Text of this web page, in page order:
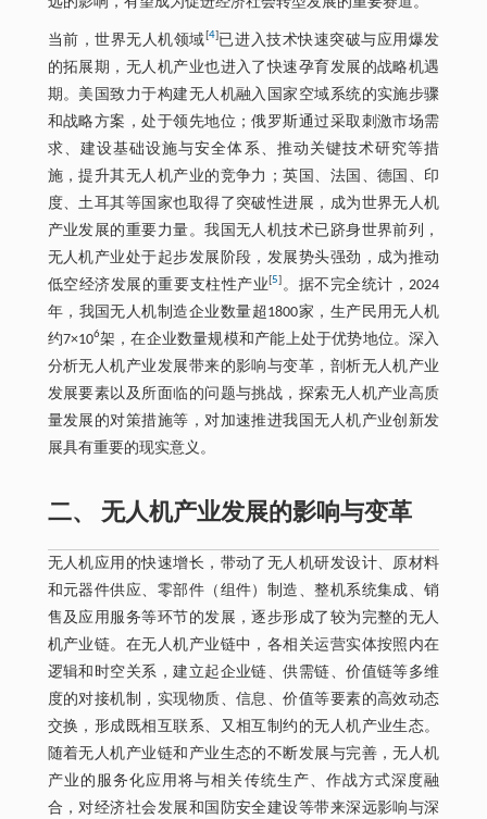
当前，世界无人机领域[4]已进入技术快速突破与应用爆发
的拓展期，无人机产业也进入了快速孕育发展的战略机遇
期。美国致力于构建无人机融入国家空域系统的实施步骤
和战略方案，处于领先地位；俄罗斯通过采取刺激市场需
求、建设基础设施与安全体系、推动关键技术研究等措
施，提升其无人机产业的竞争力；英国、法国、德国、印
度、土耳其等国家也取得了突破性进展，成为世界无人机
产业发展的重要力量。我国无人机技术已跻身世界前列，
无人机产业处于起步发展阶段，发展势头强劲，成为推动
低空经济发展的重要支柱性产业[5] 。据不完全统计，2024
年，我国无人机制造企业数量超1800家，生产民用无人机
约7×106架，在企业数量规模和产能上处于优势地位。深入
分析无人机产业发展带来的影响与变革，剖析无人机产业
发展要素以及所面临的问题与挑战，探索无人机产业高质
量发展的对策措施等，对加速推进我国无人机产业创新发
展具有重要的现实意义。
二、 无人机产业发展的影响与变革
无人机应用的快速增长，带动了无人机研发设计、原材料
和元器件供应、零部件（组件）制造、整机系统集成、销
售及应用服务等环节的发展，逐步形成了较为完整的无人
机产业链。在无人机产业链中，各相关运营实体按照内在
逻辑和时空关系，建立起企业链、供需链、价值链等多维
度的对接机制，实现物质、信息、价值等要素的高效动态
交换，形成既相互联系、又相互制约的无人机产业生态。
随着无人机产业链和产业生态的不断发展与完善，无人机
产业的服务化应用将与相关传统生产、作战方式深度融
合，对经济社会发展和国防安全建设等带来深远影响与深